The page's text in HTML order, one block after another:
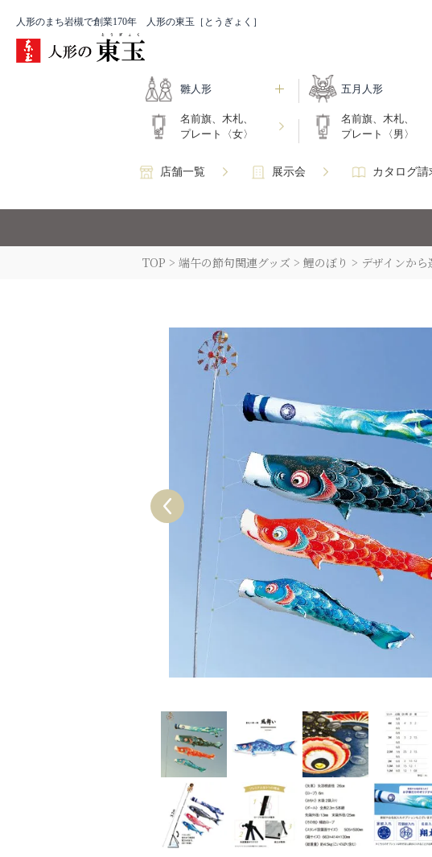
人形のまち岩槻で創業170年 人形の東玉［とうぎょく］
雛人形 五月人形
名前旗、木札、
プレート〈女〉
名前旗、木札、
プレート〈男〉
店舗一覧 展示会 カタログ請
TOP 端午の節句関連グッズ 鯉のぼり デザインから